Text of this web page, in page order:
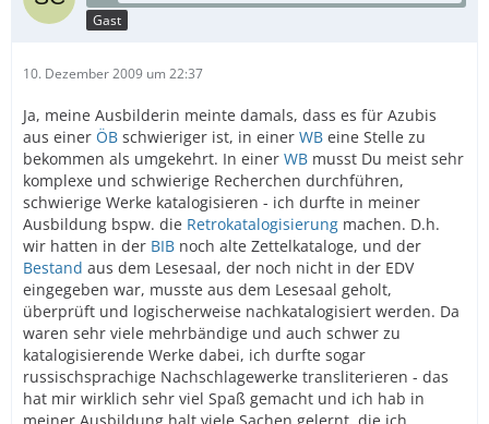
Gast
10. Dezember 2009 um 22:37
Ja, meine Ausbilderin meinte damals, dass es für Azubis
aus einer ÖB schwieriger ist, in einer WB eine Stelle zu
bekommen als umgekehrt. In einer WB musst Du meist sehr
komplexe und schwierige Recherchen durchführen,
schwierige Werke katalogisieren - ich durfte in meiner
Ausbildung bspw. die Retrokatalogisierung machen. D.h.
wir hatten in der BIB noch alte Zettelkataloge, und der
Bestand aus dem Lesesaal, der noch nicht in der EDV
eingegeben war, musste aus dem Lesesaal geholt,
überprüft und logischerweise nachkatalogisiert werden. Da
waren sehr viele mehrbändige und auch schwer zu
katalogisierende Werke dabei, ich durfte sogar
russischsprachige Nachschlagewerke transliterieren - das
hat mir wirklich sehr viel Spaß gemacht und ich hab in
meiner Ausbildung halt viele Sachen gelernt, die ich